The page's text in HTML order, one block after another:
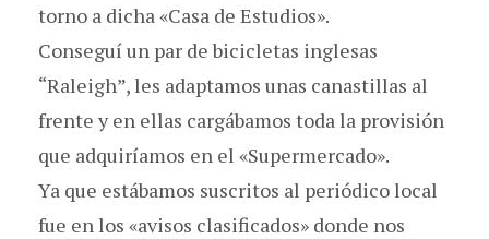
torno a dicha «Casa de Estudios».
Conseguí un par de bicicletas inglesas
“Raleigh”, les adaptamos unas canastillas al
frente y en ellas cargábamos toda la provisión
que adquiríamos en el «Supermercado».
Ya que estábamos suscritos al periódico local
fue en los «avisos clasificados» donde nos